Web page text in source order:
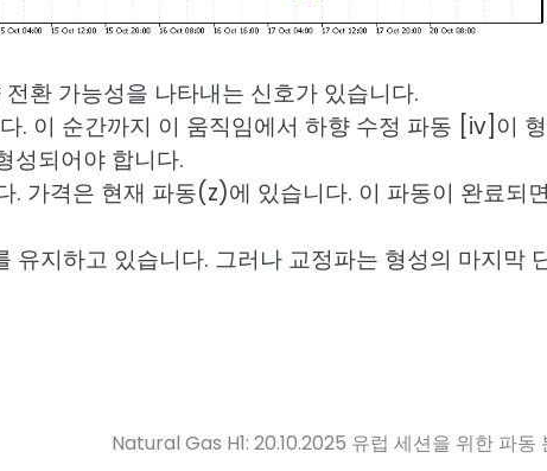
환 가능성을 나타내는 신호가 있습니다.
. 이 순간까지 이 움직임에서 하향 수정 파동 [iv]이
성되어야 합니다.
가격은 현재 파동(z)에 있습니다. 이 파동이 완료되
지하고 있습니다. 그러나 교정파는 형성의 마지막
Natural Gas H1: 20.10.2025 유럽 세션을 위한 파동